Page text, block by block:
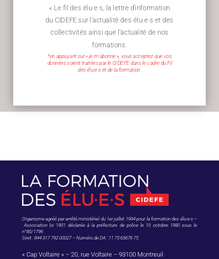
« Le fil des élu·e·s, la lettre d’information
du CIDEFE sur l’actualité des élu·e·s et des
collectivités ainsi que l’actualité de nos
formations.
*en appuyant sur « je m’abonne », vous acceptez que vos
données soient traitées par le CIDEFE dans le cadre du Fil
des élu·e·s et de la formation.
Organisme agréé par arrêté ministériel du 1er juillet 1994 pour la formation des élu·e·s –
Association loi 1901 déclarée à la préfecture de police le 10 octobre 1980 sous le
n°80/1796
Siret : 844 317 792 00027 – Numéro de DA : 11 75 63676 75
« Cap Voltaire » – 20, rue Voltaire – 93100 Montreuil